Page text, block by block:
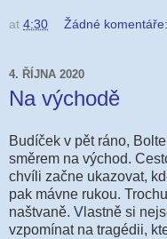
at 4:30 Žádné komentáře:
4. ŘÍJNA 2020
Na východě
Budíček v pět ráno,
směrem na východ.
chvíli začne ukazovat,
pak mávne rukou.
naštvaně. Vlastně si
vzpomínat na tragédii,